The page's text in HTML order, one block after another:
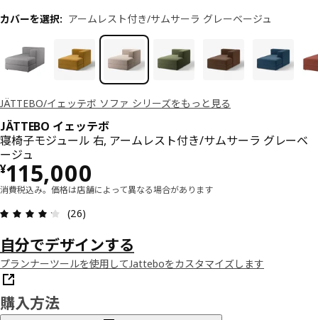
JÄTTEBO/イェッテボ ソファ シリーズをもっと見る
JÄTTEBO イェッテボ
寝椅子モジュール 右, アームレスト付き/サムサーラ グレーベ
ージュ
¥115,000
価格 ¥ 115000
消費税込み。価格は店舗によって異なる場合があります
(26)
カバーを選択: アームレスト付き/サムサーラ グレーベージュ
自分でデザインする
プランナーツールを使用してJatteboをカスタマイズします
購入方法